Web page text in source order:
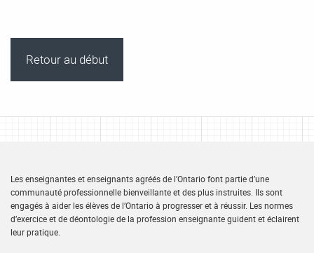
Retour au début
Les enseignantes et enseignants agréés de l’Ontario font partie d’une
communauté professionnelle bienveillante et des plus instruites. Ils sont
engagés à aider les élèves de l’Ontario à progresser et à réussir. Les normes
d’exercice et de déontologie de la profession enseignante guident et éclairent
leur pratique.